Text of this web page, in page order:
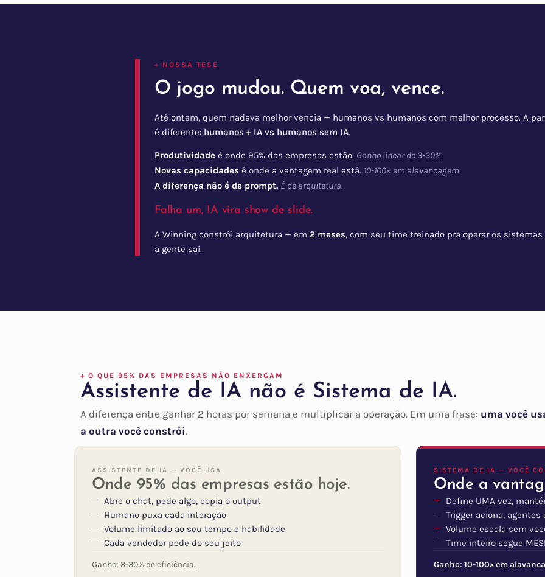
+ NOSSA TESE
O jogo mudou. Quem voa, vence.
Até ontem, quem nadava melhor vencia — humanos vs humanos com melhor processo. A
é diferente: humanos + IA vs humanos sem IA.
Produtividade é onde 95% das empresas estão. Ganho linear de 3-30%.
Novas capacidades é onde a vantagem real está. 10-100× em alavancagem.
A diferença não é de prompt. É de arquitetura.
Falha um, IA vira show de slide.
A Winning constrói arquitetura — em 2 meses, com seu time treinado pra operar os sistemas
a gente sai.
+ O QUE 95% DAS EMPRESAS NÃO ENXERGAM
Assistente de IA não é Sistema de IA.
A diferença entre ganhar 2 horas por semana e multiplicar a operação. Em uma frase: uma você
a outra você constrói.
ASSISTENTE DE IA — VOCÊ USA
Onde 95% das empresas estão hoje.
Abre o chat, pede algo, copia o output
Humano puxa cada interação
Volume limitado ao seu tempo e habilidade
Cada vendedor pede do seu jeito
Ganho: 3-30% de eficiência.
SISTEMA DE IA — VOCÊ
Onde a
Define UMA vez,
Trigger aciona, agentes
Volume escala sem
Time inteiro segue
Ganho: 10-100× em